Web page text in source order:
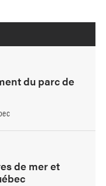
du parc de
de mer et